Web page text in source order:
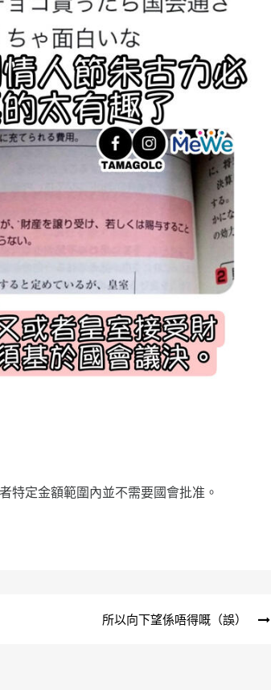
特定金額範圍內並不需要國會批准。
所以向下望係唔得嘅（誤）